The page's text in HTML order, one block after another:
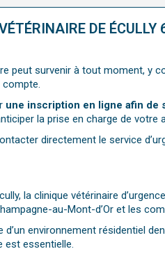
DE ÉCULLY
peut survenir à tout moment, y
une inscription en ligne afin de
la prise en charge de
directement le service
la clinique vétérinaire
au-Mont-d’Or et les
d’un environnement résidentiel
est essentielle.